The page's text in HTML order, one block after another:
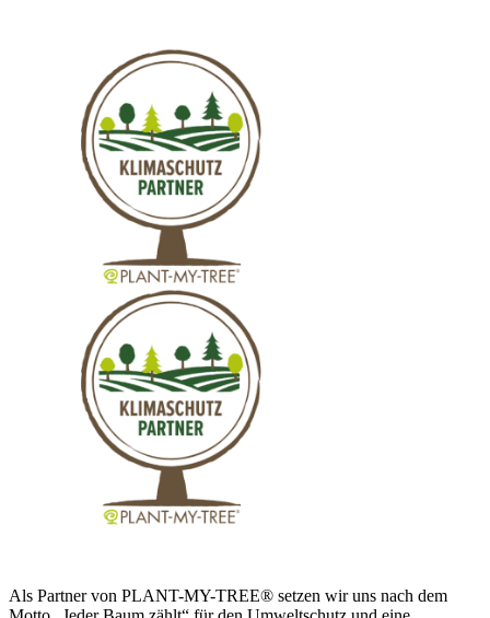
Als Partner von PLANT-MY-TREE® setzen wir uns nach dem